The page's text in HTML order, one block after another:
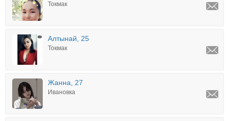
Токмак
Алтынай, 25
Токмак
Жанна, 27
Ивановка